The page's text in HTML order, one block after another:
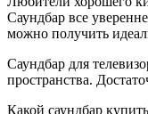
Саундбар все
можно получить
Саундбар для
пространства.
Какой саундбар